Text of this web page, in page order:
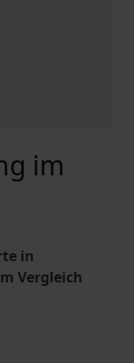
im
in
Vergleich